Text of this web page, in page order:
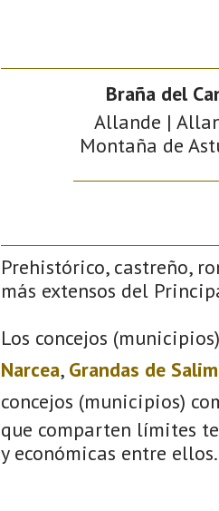
Braña del
Allande |
Montaña de
Prehistórico, castreño,
más extensos del
Los concejos
Narcea, Grandas de
concejos (municipios)
que comparten límites
y económicas entre ellos.